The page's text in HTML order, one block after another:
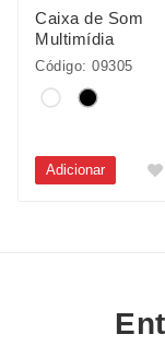
Caixa de Som
Multimídia
Código: 09305
Adicionar